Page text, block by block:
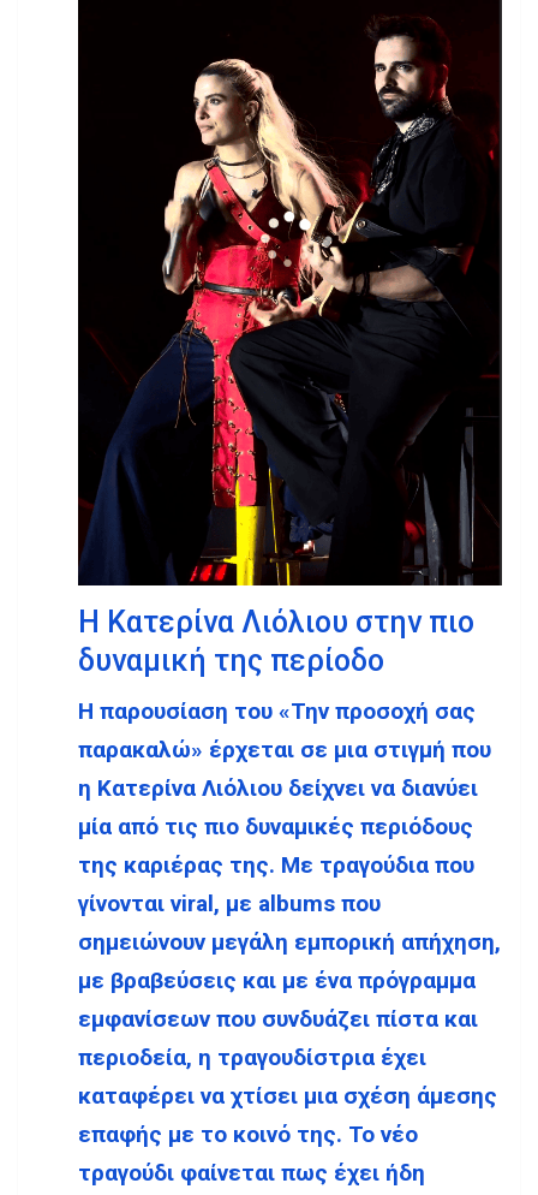
Η Κατερίνα Λιόλιου στην πιο
δυναμική της περίοδο
Η παρουσίαση του «Την προσοχή σας
παρακαλώ» έρχεται σε μια στιγμή που
η Κατερίνα Λιόλιου δείχνει να διανύει
μία από τις πιο δυναμικές περιόδους
της καριέρας της. Με τραγούδια που
γίνονται viral, με albums που
σημειώνουν μεγάλη εμπορική απήχηση,
με βραβεύσεις και με ένα πρόγραμμα
εμφανίσεων που συνδυάζει πίστα και
περιοδεία, η τραγουδίστρια έχει
καταφέρει να χτίσει μια σχέση άμεσης
επαφής με το κοινό της. Το νέο
τραγούδι φαίνεται πως έχει ήδη